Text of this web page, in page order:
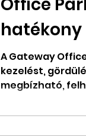
A Gateway
kezelést,
megbízható,